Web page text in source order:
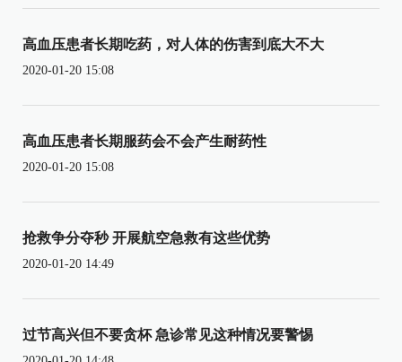
高血压患者长期吃药，对人体的伤害到底大不大
2020-01-20 15:08
高血压患者长期服药会不会产生耐药性
2020-01-20 15:08
抢救争分夺秒 开展航空急救有这些优势
2020-01-20 14:49
过节高兴但不要贪杯 急诊常见这种情况要警惕